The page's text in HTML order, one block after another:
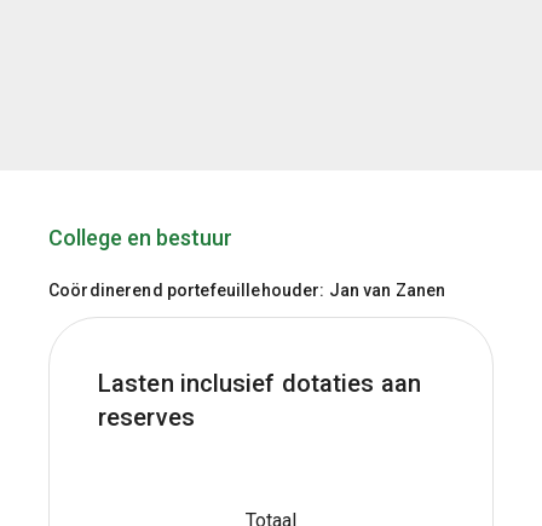
College en bestuur
Coördinerend portefeuillehouder: Jan van Zanen
Lasten inclusief dotaties aan
reserves